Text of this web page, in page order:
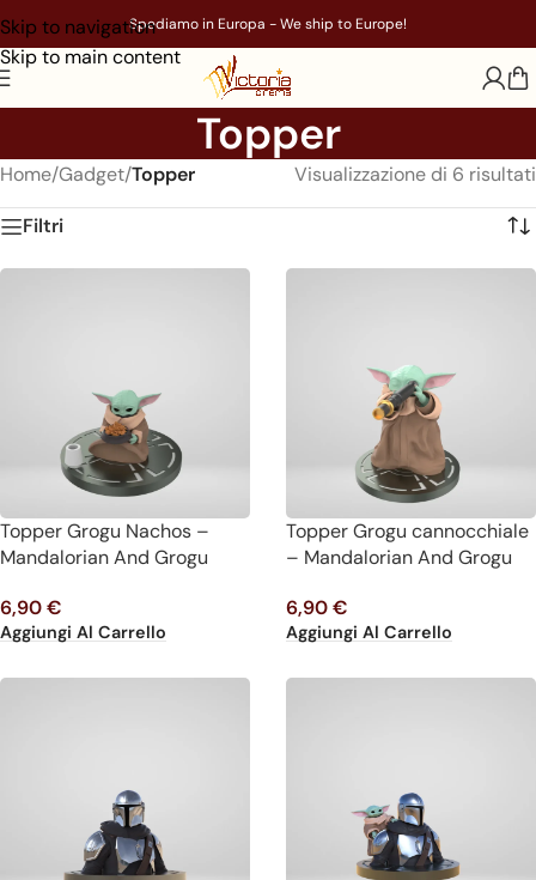
Skip to navigation
Skip to main content
Spediamo in Europa - We ship to Europe!
Topper
Home/Gadget/Topper Visualizzazione di 6 risultati
Filtri
Topper Grogu Nachos –
Mandalorian And Grogu
6,90€
Aggiungi Al Carrello
Topper Grogu cannocchiale
– Mandalorian And Grogu
6,90€
Aggiungi Al Carrello